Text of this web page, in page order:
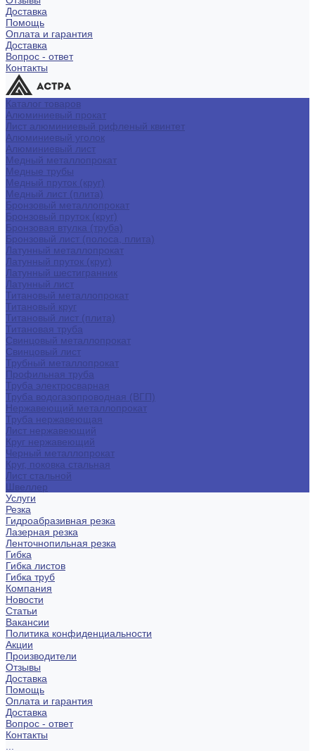
Доставка
Помощь
Оплата и гарантия
Доставка
Вопрос - ответ
Контакты
Каталог товаров
Алюминиевый прокат
Лист алюминиевый рифленый квинтет
Алюминиевый уголок
Алюминиевый лист
Медный металлопрокат
Медные трубы
Медный пруток (круг)
Медный лист (плита)
Бронзовый металлопрокат
Бронзовый пруток (круг)
Бронзовая втулка (труба)
Бронзовый лист (полоса, плита)
Латунный металлопрокат
Латунный пруток (круг)
Латунный шестигранник
Латунный лист
Титановый металлопрокат
Титановый круг
Титановый лист (плита)
Титановая труба
Свинцовый металлопрокат
Свинцовый лист
Трубный металлопрокат
Профильная труба
Труба электросварная
Труба водогазопроводная (ВГП)
Нержавеющий металлопрокат
Труба нержавеющая
Лист нержавеющий
Круг нержавеющий
Черный металлопрокат
Круг, поковка стальная
Лист стальной
Швеллер
Услуги
Резка
Гидроабразивная резка
Лазерная резка
Ленточнопильная резка
Гибка
Гибка листов
Гибка труб
Компания
Новости
Статьи
Вакансии
Политика конфиденциальности
Акции
Производители
Отзывы
Доставка
Помощь
Оплата и гарантия
Доставка
Вопрос - ответ
Контакты